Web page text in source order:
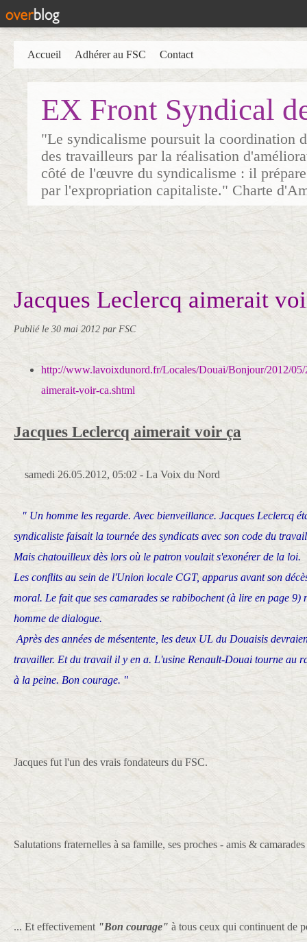
EX Front Syndical
"Le syndicalisme poursuit la coordination
des travailleurs par la réalisation
côté de l'œuvre du syndicalisme : il
par l'expropriation capitaliste." Charte
Accueil Adhérer au FSC Contact
Jacques Leclercq aimerait
Publié le 30 mai 2012 par FSC
http://www.lavoixdunord.fr/Locales/Douai/Bonjour/2012/05/
aimerait-voir-ca.shtml
Jacques Leclercq aimerait voir ça
samedi 26.05.2012, 05:02 - La Voix du Nord
" Un homme les regarde. Avec bienveillance. Jacques Leclercq
syndicaliste faisait la tournée des syndicats avec son code du
Mais chatouilleux dès lors où le patron voulait s'exonérer de la loi.
Les conflits au sein de l'Union locale CGT, apparus avant son
moral. Le fait que ses camarades se rabibochent (à lire en page
homme de dialogue.
Après des années de mésentente, les deux UL du Douaisis
travailler. Et du travail il y en a. L'usine Renault-Douai tourne au
à la peine. Bon courage. "
Jacques fut l'un des vrais fondateurs du FSC.
Salutations fraternelles à sa famille, ses proches - amis &
... Et effectivement "Bon courage" à tous ceux qui continuent de